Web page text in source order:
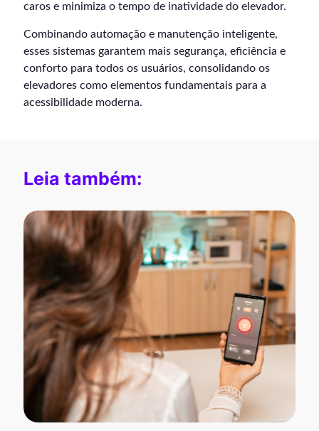
caros e minimiza o tempo de inatividade do elevador.
Combinando automação e manutenção inteligente,
esses sistemas garantem mais segurança, eficiência e
conforto para todos os usuários, consolidando os
elevadores como elementos fundamentais para a
acessibilidade moderna.
Leia também: